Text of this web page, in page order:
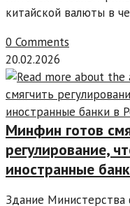
китайской валюты в
0 Comments
20.02.2026
Минфин готов
регулирование,
иностранные
Здание Министерства